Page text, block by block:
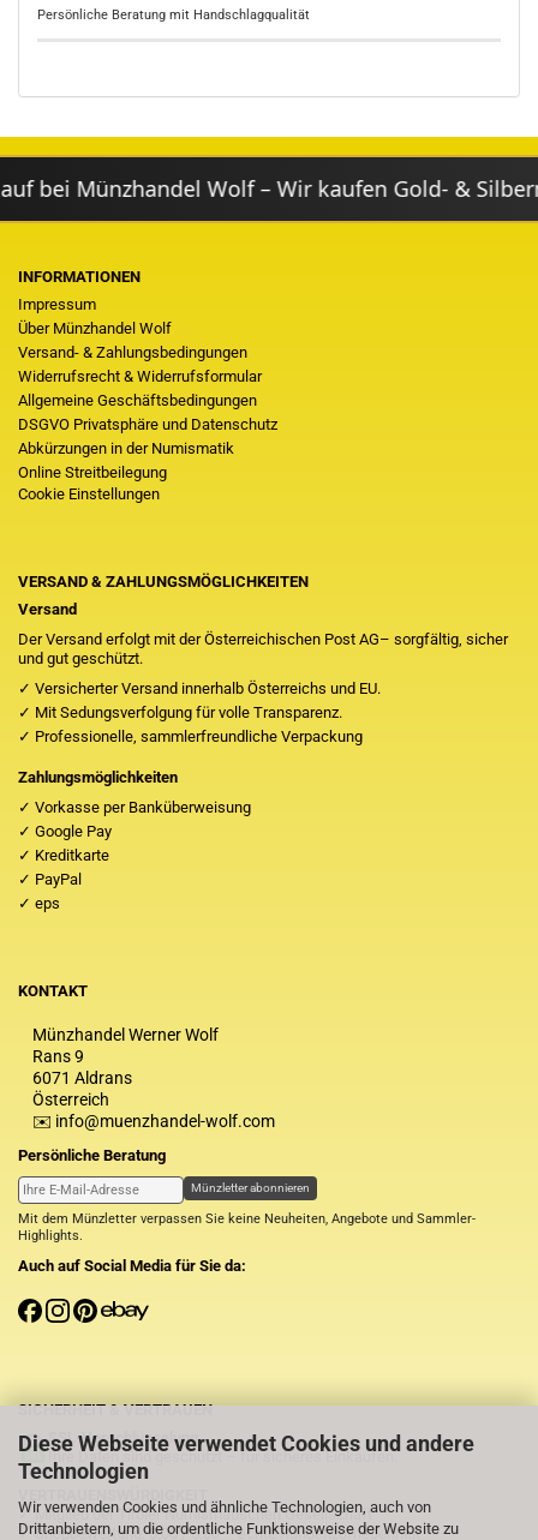
Diese Webseite verwendet Cookies und andere
Technologien
Wir verwenden Cookies und ähnliche Technologien, auch von
Drittanbietern, um die ordentliche Funktionsweise der Website zu
Persönliche Beratung mit Handschlagqualität
Wolf – Wir kaufen Gold- &
INFORMATIONEN
Impressum
Über Münzhandel Wolf
Versand- & Zahlungsbedingungen
Widerrufsrecht & Widerrufsformular
Allgemeine Geschäftsbedingungen
DSGVO Privatsphäre und Datenschutz
Abkürzungen in der Numismatik
Online Streitbeilegung
Cookie Einstellungen
VERSAND & ZAHLUNGSMÖGLICHKEITEN
Versand
Der Versand erfolgt mit der Österreichischen Post AG– sorgfältig, sicher
und gut geschützt.
✓ Versicherter Versand innerhalb Österreichs und EU.
✓ Mit Sedungsverfolgung für volle Transparenz.
✓ Professionelle, sammlerfreundliche Verpackung
Zahlungsmöglichkeiten
✓ Vorkasse per Banküberweisung
✓ Google Pay
✓ Kreditkarte
✓ PayPal
✓ eps
KONTAKT
Münzhandel Werner Wolf
Rans 9
6071 Aldrans
Österreich
✉️ info@muenzhandel-wolf.com
Persönliche Beratung
Münzletter abonnieren
Mit dem Münzletter verpassen Sie keine Neuheiten, Angebote und Sammler-
Highlights.
Auch auf Social Media für Sie da:
SICHERHEIT & VERTRAUEN
SSL-Verschlüsselung
Ihre Daten sind geschützt – für sicheres Einkaufen.
✓ Mitglied der Tiroler Numismatischen Gesellschaft
✓ Shopbewertung: 5.00 / 5.00 – echte Kundenzufriedenheit